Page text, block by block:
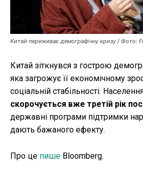
Курс валют
Китай переживає демографічну кризу / Фото:
Китай зіткнувся з гострою
яка загрожує її економічному
соціальній стабільності.
скорочується вже третій рік
державні програми підтримки
дають бажаного ефекту.
Про це пише Bloomberg.